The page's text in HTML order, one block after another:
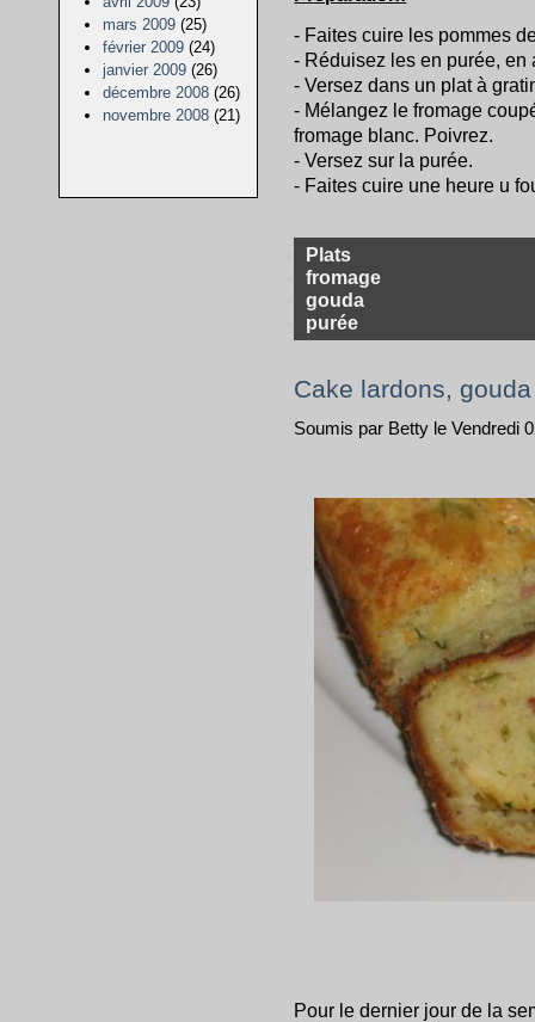
mars 2009 (25)
février 2009 (24)
janvier 2009 (26)
décembre 2008 (26)
novembre 2008 (21)
- Faites cuire les pommes
- Réduisez les en purée,
- Versez dans un plat à
- Mélangez le fromage
fromage blanc. Poivrez.
- Versez sur la purée.
- Faites cuire une heure u
Plats
fromage
gouda
purée
Cake lardons,
Soumis par Betty le Vendredi
Pour le dernier jour de la